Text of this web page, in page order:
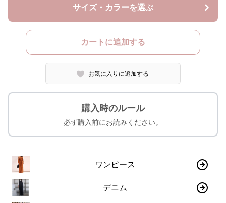
サイズ・カラーを選ぶ
カートに追加する
お気に入りに追加する
購入時のルール
必ず購入前にお読みください。
ワンピース
デニム